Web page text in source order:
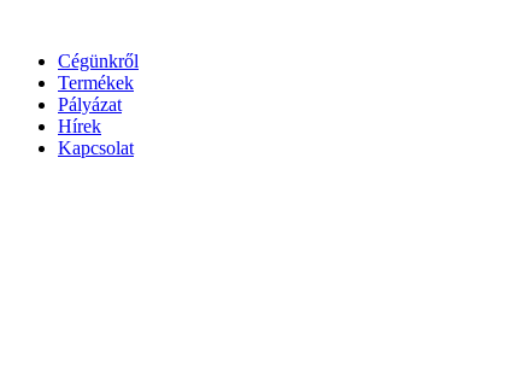
tartalomhozCégünkről
Termékek
Pályázat
Hírek
Kapcsolat